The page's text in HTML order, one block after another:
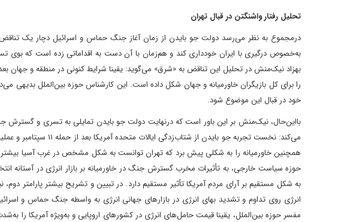
تحلیل رفتار واشنگتن در قبال تهران
در‌مجموع به نظر می‌رسد دولت جو بایدن از زمان آغاز جنگ حماس و اسرائیل دچار یک
به‌خصوص درگیری با ایران خودداری کند و هم‌زمان با آن دست به اقداماتی زده است که بوی
بهزاد نیک‌منش در تحلیل این تناقض به «شرق» می‌گوید: یقینا شرایط کنونی در منطقه و جهان
را برای کل بازیگران خاورمیانه و جهان شکل داده است. این کارشناس حوزه بین‌الملل بدیهی
خود در قبال این موضوع شود.
با‌این‌حال، نیک‌منش بر این باور است که در‌نهایت دولت جو بایدن تمایلی به تسری و گسترش
می‌کند: نخست تجربه جو بایدن
همچنین خاورمیانه را به شکلی پیش برد که تهران توانست به شکل مشخص در غرب آسیا بیشترین
حوزه سیاست خارجی، به تأثیرات مخرب گسترش جنگ در خاورمیانه بر بازار انرژی در آستانه
به شکل مستقیم بر آرای مردم آمریکا تأثیر مستقیم دارد. در تبیین و تشریح بیشتر پارامتر
انرژی روی تداوم و تشدید بهای انرژی در بازارهای جهانی انرژی به واسطه جنگ حماس و
مفسر حوزه بین‌الملل، یقینا قیمت حامل‌های انرژی در کشورهای اروپایی و به‌ویژه آمریکا را